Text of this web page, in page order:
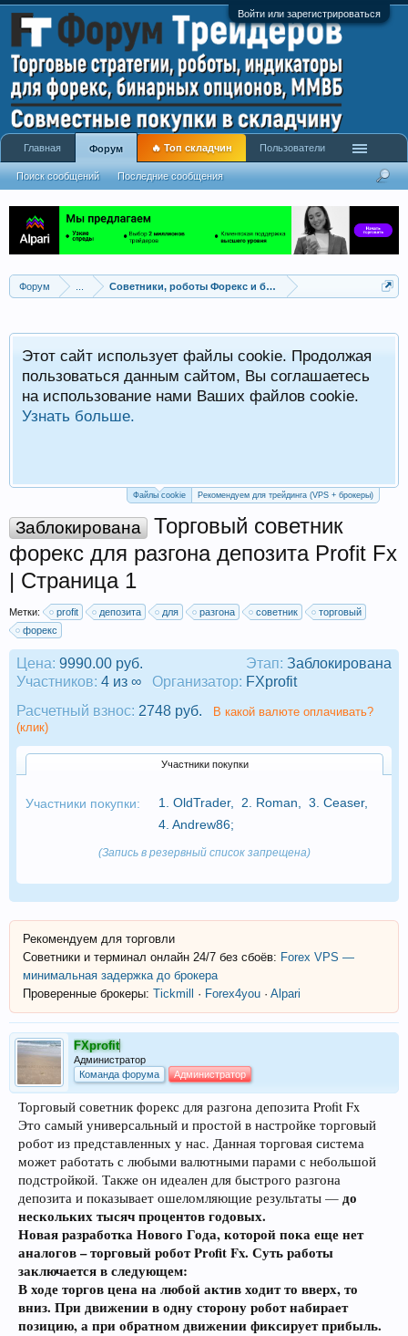
Войти или зарегистрироваться
Форум Советники, роботы Форекс и бинарных опционов
Этот сайт использует файлы cookie. Продолжая
пользоваться данным сайтом, Вы соглашаетесь
на использование нами Ваших файлов cookie.
Узнать больше.
Файлы cookie Рекомендуем для трейдинга (VPS + брокеры)
Заблокирована
Торговый советник
форекс для разгона депозита Profit Fx
| Страница 1
Метки: profit депозита для разгона советник
торговый
форекс
Этап: Заблокирована
Цена: 9990.00 руб.
Участников: 4 из ∞ Организатор: FXprofit
Расчетный взнос: 2748 руб.
В какой валюте оплачивать?
(клик)
Участники покупки
Участники покупки: 1. OldTrader, 2. Roman 3. Ceaser,
4. Andrew86;
(Запись в резервный список запрещена)
Рекомендуем для торговли
Советники и терминал онлайн 24/7 без сбоёв: Forex VPS —
минимальная задержка до брокера
Проверенные брокеры: Tickmill · Forex4you · Alpari
FXprofit
Администратор
Команда форума
Администратор
Торговый советник форекс для разгона депозита Profit Fx
Это самый универсальный и простой в настройке торговый
робот из представленных у нас. Данная торговая система
может работать с любыми валютными парами с небольшой
подстройкой. Также он идеален для быстрого разгона
депозита и показывает ошеломляющие результаты — до
нескольких тысяч процентов годовых.
Новая разработка Нового Года, которой пока еще нет
аналогов – торговый роботProfit Fx. Суть работы
заключается в следующем:
В ходе торгов цена на любой актив ходит то вверх, то
вниз. При движении в одну сторону робот набирает
позицию, а при обратном движении фиксирует прибыль.
Главная Форум
Поиск сообщений Последние сообщения
🔥 Топ складчин Пользователи